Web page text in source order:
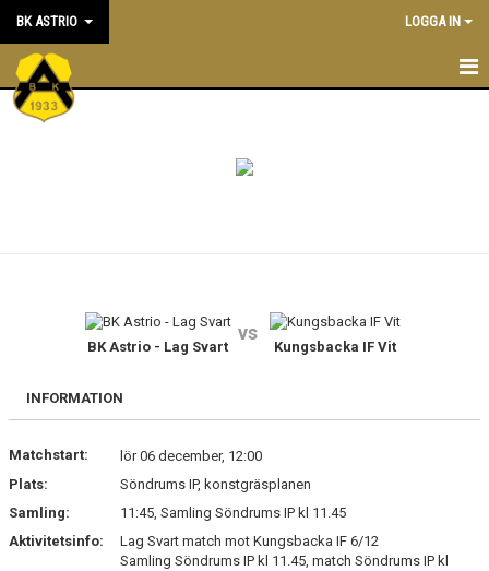
BK ASTRIO LOGGA IN
HEM
BLI MEDLEM
SÖNDRUMS IP
TRYGG I ASTRIO
BK Astrio - Lag Svart
vs
Kungsbacka IF Vit
INFORMATION
Matchstart:
lör 06 december, 12:00
Plats:
Söndrums IP, konstgräsplanen
Samling:
11:45, Samling Söndrums IP kl 11.45
Aktivitetsinfo:
Lag Svart match mot Kungsbacka IF 6/12
Samling Söndrums IP kl 11.45, match Söndrums IP kl